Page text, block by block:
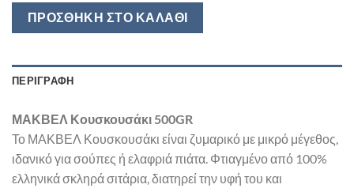
ΠΡΟΣΘΉΚΗ ΣΤΟ ΚΑΛΆΘΙ
ΠΕΡΙΓΡΑΦΉ
ΜΑΚΒΕΛ Κουσκουσάκι 500GR
Το ΜΑΚΒΕΛ Κουσκουσάκι είναι ζυμαρικό με μικρό μέγεθος,
ιδανικό για σούπες ή ελαφριά πιάτα. Φτιαγμένο από 100%
ελληνικά σκληρά σιτάρια, διατηρεί την υφή του και